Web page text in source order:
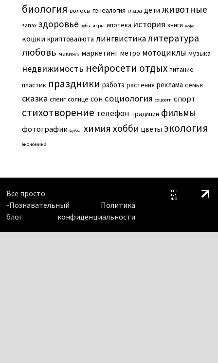
биология волосы генеалогия глаза дети животные
запах здоровье зубы игры ипотека история книги кофе
кошки криптовалюта лингвистикалитература
любовь макияж маркетинг метро мотоциклы музыка
недвижимость нейросети отдых питание
пластик праздники работа растения реклама семья
сказка сленг солнце сон социология соцсети спорт
стихотворение телефон традиции фильмы
фотографии футбол химия хобби цветы экология
экономика
Всё просто
-Познавательный
блог
Политика
конфиденциальности